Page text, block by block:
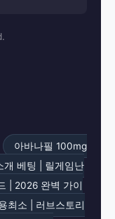
아바나필 100mg
개 베팅 | 릴게임난
| 2026 완벽 가이
최소 | 러브스토리